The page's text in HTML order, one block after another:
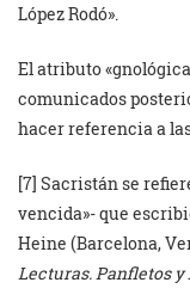
López Rodó».
El atributo
comunicados
hacer referencia a
[7] Sacristán se
vencida»- que
Heine (Barcelona,
Lecturas. Panfletos